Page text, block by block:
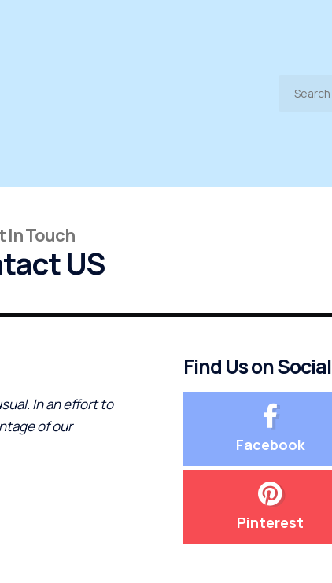
In Touch
US
In an effort to
of our
Find Us on Social
Facebook
Pinterest